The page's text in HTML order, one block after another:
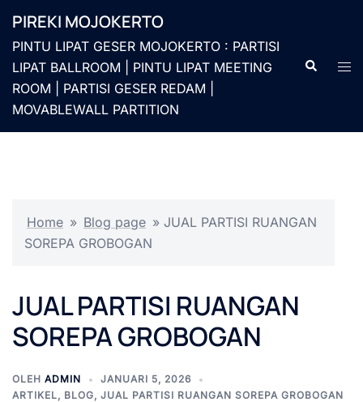
kePIREKI MOJOKERTO
PINTU LIPAT GESER MOJOKERTO : PARTISI
LIPAT BALLROOM | PINTU LIPAT MEETING
ROOM | PARTISI GESER REDAM |
MOVABLEWALL PARTITION
Cari
Home » Blog page » JUAL PARTISI RUANGAN
SOREPA GROBOGAN
JUAL PARTISI RUANGAN
SOREPA GROBOGAN
OLEH ADMIN
JANUARI 5, 2026
ARTIKEL, BLOG, JUAL PARTISI RUANGAN SOREPA GROBOGAN